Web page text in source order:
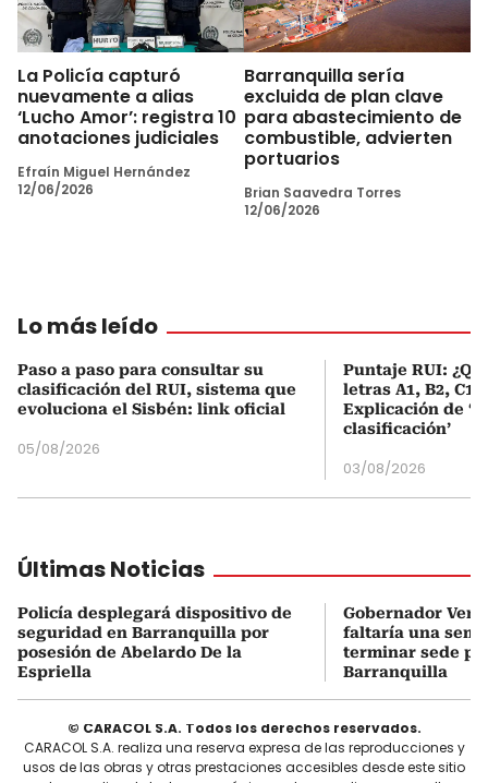
La Policía capturó
nuevamente a alias
‘Lucho Amor’: registra 10
anotaciones judiciales
Efraín Miguel Hernández
12/06/2026
Barranquilla sería
excluida de plan clave
para abastecimiento de
combustible, advierten
portuarios
Brian Saavedra Torres
12/06/2026
Lo más leído
Paso a paso para consultar su
clasificación del RUI, sistema que
evoluciona el Sisbén: link oficial
05/08/2026
Puntaje RUI:
letras A1, B2, C1
Explicación de
clasificación’
03/08/2026
Últimas Noticias
Policía desplegará dispositivo de
seguridad en Barranquilla por
posesión de Abelardo De la
Espriella
Gobernador
faltaría una
terminar sede
Barranquilla
© CARACOL S.A. Todos los derechos reservados.
CARACOL S.A. realiza una reserva expresa de las reproducciones y
usos de las obras y otras prestaciones accesibles desde este sitio